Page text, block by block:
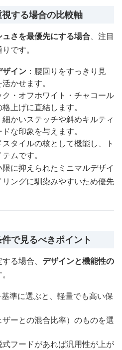
する場合の比較軸
ュさを最優先にする場合、注目
です。
ザイン ：腰回りをすっきり見
かせます。
ク・オフホワイト・チャコール
上げに直結します。
細かいステッチや斜めキルティ
な印象を与えます。
スタイルの核として機能し、ト
ムです。
に抑えられたミニマルデザイ
ングに馴染みやすいため優先
で見るべきポイント
る場合、 デザインと機能性の
基準に選ぶと、軽量でも高い保
ザーとの混合比率）のものを選
式フードがあれば汎用性が上が